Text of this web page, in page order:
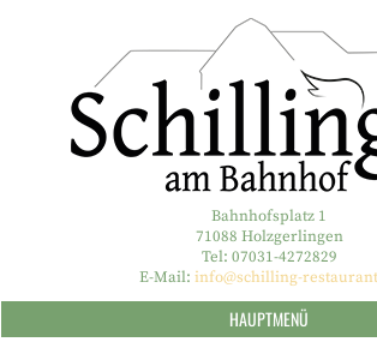
Bahnhofsplatz 1
71088 Holzgerlingen
Tel: 07031-4272829
E-Mail: info@schilling-
HAUPTMENÜ